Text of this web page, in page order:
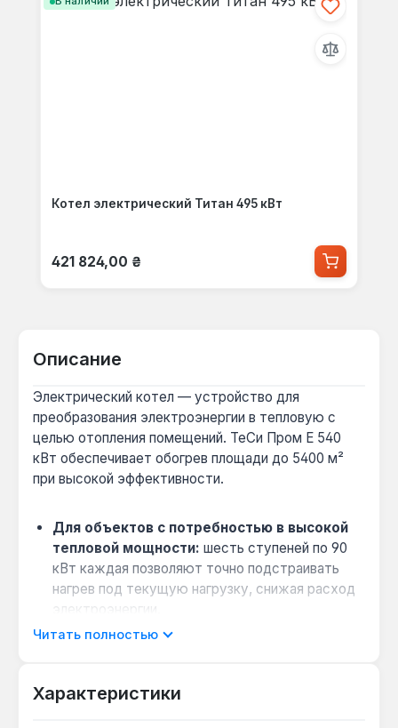
Котел электрический Титан 495 кВт
Обычная цена:
421 824,00 ₴
Описание
Электрический котел — устройство для
преобразования электроэнергии в тепловую с
целью отопления помещений. ТеСи Пром Е 540
кВт обеспечивает обогрев площади до 5400 м²
при высокой эффективности.
Для объектов с потребностью в высокой
тепловой мощности: шесть ступеней по 90
кВт каждая позволяют точно подстраивать
нагрев под текущую нагрузку, снижая расход
электроэнергии.
Совместимость с системами «тёплый пол»
бар котел интегрируется в закрытые и
Читать полностью
Характеристики